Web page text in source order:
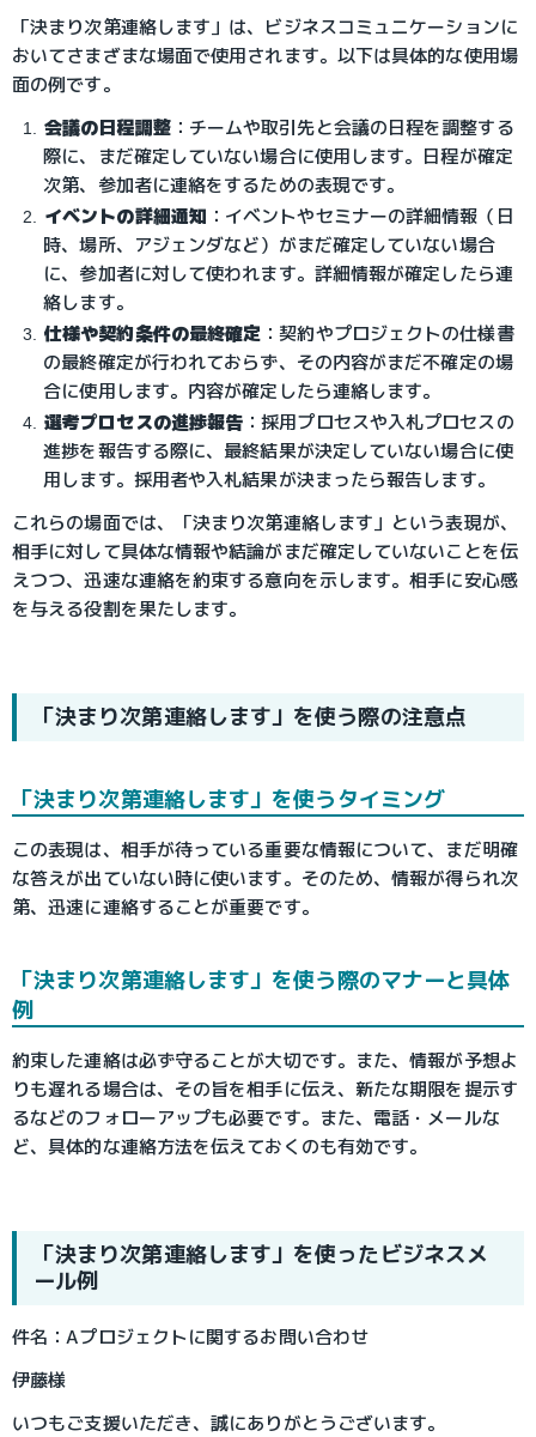
「決まり次第連絡します」は、ビジネスコミュニケーションに
おいてさまざまな場面で使用されます。以下は具体的な使用場
面の例です。
会議の日程調整： チームや取引先と会議の日程を調整する
際に、まだ確定していない場合に使用します。日程が確定
次第、参加者に連絡をするための表現です。
イベントの詳細通知 ： イベントやセミナーの詳細情報（日
時、場所、アジェンダなど）がまだ確定していない場合
に、参加者に対して使われます。詳細情報が確定したら連
絡します。
仕様や契約条件の最終確定 ：契約やプロジェクトの仕様書
の最終確定が行われておらず、その内容がまだ不確定の場
合に使用します。内容が確定したら連絡します。
選考プロセスの進捗報告 ：採用プロセスや入札プロセスの
進捗を報告する際に、最終結果が決定していない場合に使
用します。採用者や入札結果が決まったら報告します。
これらの場面では、「決まり次第連絡します」という表現が、
相手に対して具体な情報や結論がまだ確定していないことを伝
えつつ、迅速な連絡を約束する意向を示します。相手に安心感
を与える役割を果たします。
「決まり次第連絡します」を使う際の注意点
「決まり次第連絡します」を使うタイミング
この表現は、相手が待っている重要な情報について、まだ明確
な答えが出ていない時に使います。そのため、情報が得られ次
第、迅速に連絡することが重要です。
「決まり次第連絡します」を使う際のマナーと具体
例
約束した連絡は必ず守ることが大切です。また、情報が予想よ
りも遅れる場合は、その旨を相手に伝え、新たな期限を提示す
るなどのフォローアップも必要です。また、電話・メールな
ど、具体的な連絡方法を伝えておくのも有効です。
「決まり次第連絡します」を使ったビジネスメ
ール例
件名：Aプロジェクトに関するお問い合わせ
伊藤様
いつもご支援いただき、誠にありがとうございます。